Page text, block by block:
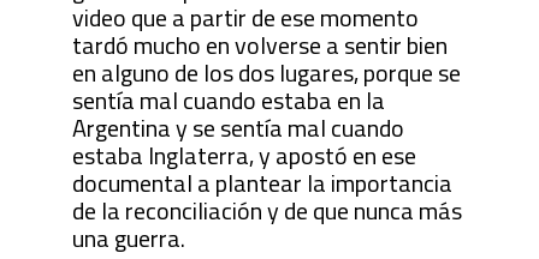
video que a partir de ese momento
tardó mucho en volverse a sentir bien
en alguno de los dos lugares, porque se
sentía mal cuando estaba en la
Argentina y se sentía mal cuando
estaba Inglaterra, y apostó en ese
documental a plantear la importancia
de la reconciliación y de que nunca más
una guerra.